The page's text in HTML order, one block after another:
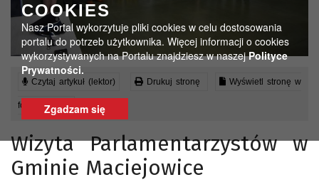
COOKIES
Nasz Portal wykorzytuje pliki cookies w celu dostosowania
portalu do potrzeb użytkownika. Więcej informacji o cookies
wykorzystywanych na Portalu znajdziesz w naszejPolityce
Prywatności.
Zgadzam się
Czytaj artykuł (lektor) Drukuj stronę Wyświetl stronę w
formacie PDF
Wizyta Parlamentarzystów w
Gminie Maciejowice